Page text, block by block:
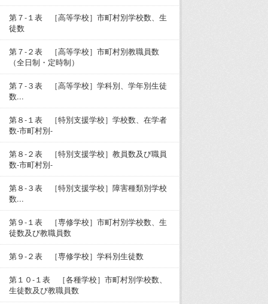
第７-１表 ［高等学校］市町村別学校数、生
徒数
第７-２表 ［高等学校］市町村別教職員数
（全日制・定時制）
第７-３表 ［高等学校］学科別、学年別生徒
数...
第８-１表 ［特別支援学校］学校数、在学者
数-市町村別-
第８-２表 ［特別支援学校］教員数及び職員
数-市町村別-
第８-３表 ［特別支援学校］障害種類別学校
数...
第９-１表 ［専修学校］市町村別学校数、生
徒数及び教職員数
第９-２表 ［専修学校］学科別生徒数
第１０-１表 ［各種学校］市町村別学校数、
生徒数及び教職員数